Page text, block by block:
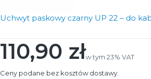
Uchwyt paskowy czarny UP 22 – do
Cena
110,90 złw tym 23% VAT
w tym 23% VAT
Ceny podane bez kosztów dostawy.